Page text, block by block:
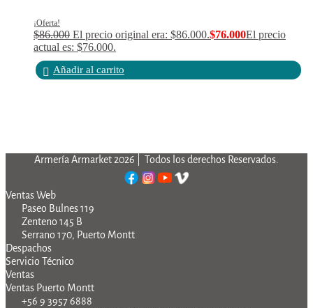
¡Oferta!
$86.000 El precio original era: $86.000.$76.000El precio
actual es: $76.000.
Añadir al carrito
Armería Armarket 2026 | Todos los derechos Reservados.
Ventas Web
Paseo Bulnes 119
Zenteno 145 B
Serrano 170, Puerto Montt
Despachos
Servicio Técnico
Ventas
Ventas Puerto Montt
+56 9 3957 6888